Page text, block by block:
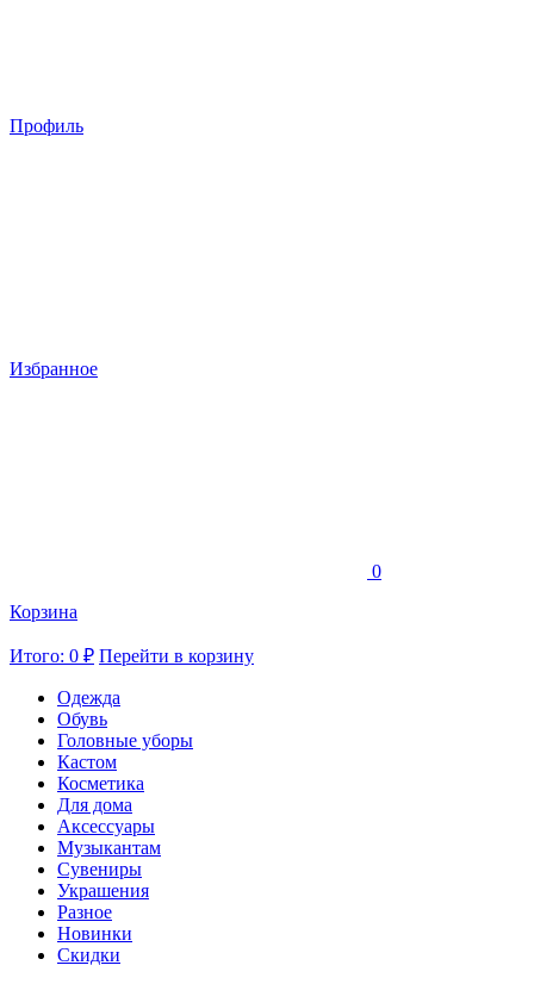
Профиль
Избранное
0
Корзина
Итого: 0 ₽ Перейти в корзину
Одежда
Обувь
Головные уборы
Кастом
Косметика
Для дома
Аксессуары
Музыкантам
Сувениры
Украшения
Разное
Новинки
Скидки